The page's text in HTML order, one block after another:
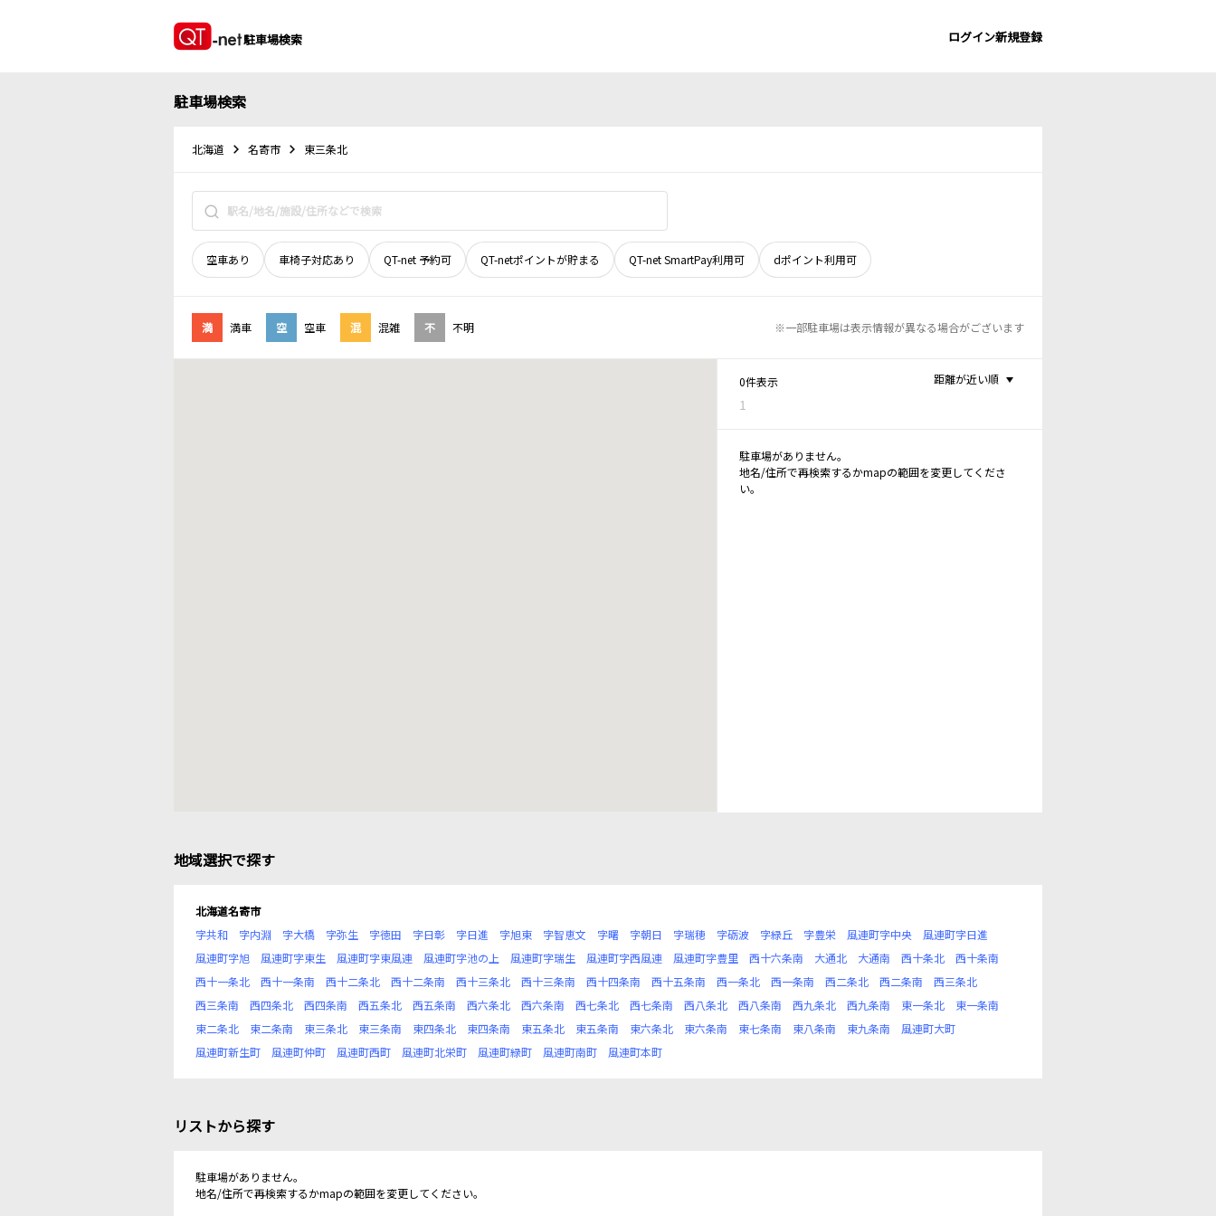
駐車場検索 ログイン新規登録
駐車場検索
北海道 名寄市 東三条北
空車あり 車椅子対応あり QT-net 予約可 QT-netポイントが貯まる QT-net SmartPay利用可 dポイント利用可
満 満車 空 空車 混 混雑 不 不明 ※一部駐車場は表示情報が異なる場合がございます
0件表示
1
距離が近い順
駐車場がありません。
地名/住所で再検索するかmapの範囲を変更してくださ
い。
地域選択で探す
北海道名寄市
字共和
字内淵 字大橋 字弥生 字徳田 字日彰 字日進 字旭東 字智恵文 字曙 字朝日 字瑞穂 字砺波 字緑丘 字豊栄 風連町字中央
風連町字日進
風連町字旭
風連町字東生 風連町字東風連 風連町字池の上 風連町字瑞生 風連町字西風連 風連町字豊里 西十六条南 大通北 大通南 西十条北
西十条南
西十一条北
西十一条南 西十二条北 西十二条南 西十三条北 西十三条南 西十四条南 西十五条南 西一条北 西一条南 西二条北 西二条南
西三条北
西三条南
西四条北 西四条南 西五条北 西五条南 西六条北 西六条南 西七条北 西七条南 西八条北 西八条南 西九条北 西九条南 東一条北
東一条南
東二条北
東二条南 東三条北 東三条南 東四条北 東四条南 東五条北 東五条南 東六条北 東六条南 東七条南 東八条南 東九条南
風連町大町
風連町新生町
風連町仲町 風連町西町 風連町北栄町 風連町緑町 風連町南町 風連町本町
リストから探す
駐車場がありません。
地名/住所で再検索するかmapの範囲を変更してください。